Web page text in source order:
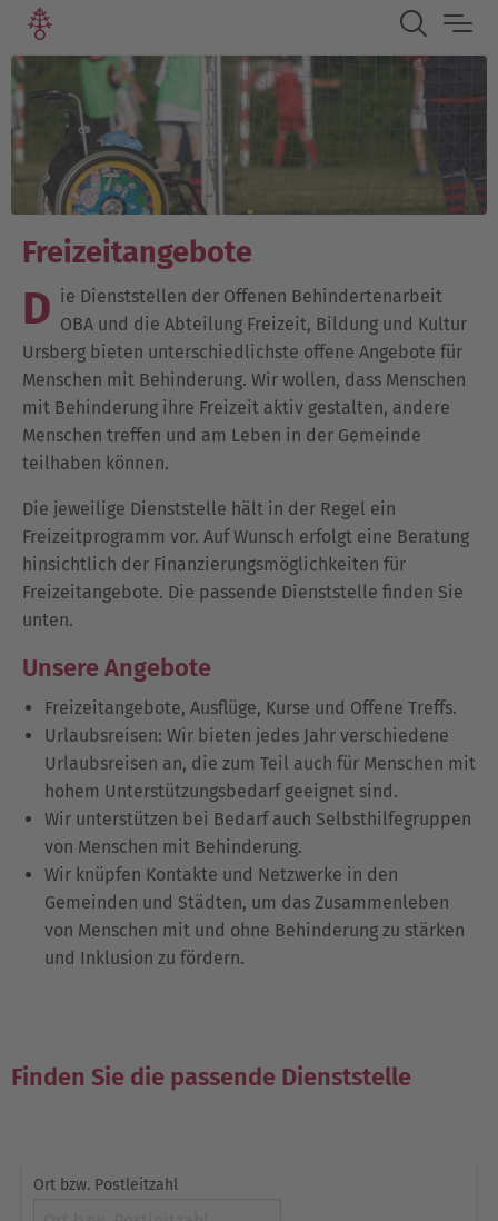
Freizeitangebote
D ie Dienststellen der Offenen Behindertenarbeit
OBA und die Abteilung Freizeit, Bildung und Kultur
Ursberg bieten unterschiedlichste offene Angebote für
Menschen mit Behinderung. Wir wollen, dass Menschen
mit Behinderung ihre Freizeit aktiv gestalten, andere
Menschen treffen und am Leben in der Gemeinde
teilhaben können.
Die jeweilige Dienststelle hält in der Regel ein
Freizeitprogramm vor. Auf Wunsch erfolgt eine Beratung
hinsichtlich der Finanzierungsmöglichkeiten für
Freizeitangebote. Die passende Dienststelle finden Sie
unten.
Unsere Angebote
Freizeitangebote, Ausflüge, Kurse und Offene Treffs.
Urlaubsreisen: Wir bieten jedes Jahr verschiedene
Urlaubsreisen an, die zum Teil auch für Menschen mit
hohem Unterstützungsbedarf geeignet sind.
Wir unterstützen bei Bedarf auch Selbsthilfegruppen
von Menschen mit Behinderung.
Wir knüpfen Kontakte und Netzwerke in den
Gemeinden und Städten, um das Zusammenleben
von Menschen mit und ohne Behinderung zu stärken
und Inklusion zu fördern.
Finden Sie die passende Dienststelle
Ort bzw. Postleitzahl